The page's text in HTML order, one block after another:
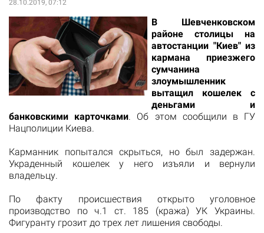
28.10.2019, 07:12
В Шевченковском
районе столицы на
автостанции "Киев" из
кармана приезжего
сумчанина
злоумышленник
вытащил кошелек с
деньгами и
банковскими карточками. Об этом сообщили в ГУ
Нацполиции Киева.
Карманник попытался скрыться, но был задержан.
Украденный кошелек у него изъяли и вернули
владельцу.
По факту происшествия открыто уголовное
производство по ч.1 ст. 185 (кража) УК Украины.
Фигуранту грозит до трех лет лишения свободы.